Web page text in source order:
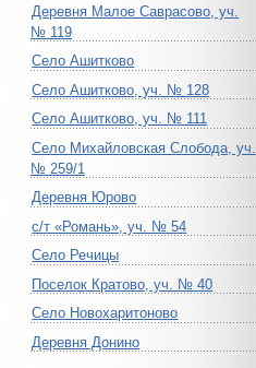
Деревня Малое Саврасово, уч.
№ 119
Село Ашитково
Село Ашитково, уч. № 128
Село Ашитково, уч. № 111
Село Михайловская Слобода, уч.
№ 259/1
Деревня Юрово
с/т «Романь», уч. № 54
Село Речицы
Поселок Кратово, уч. № 40
Село Новохаритоново
Деревня Донино